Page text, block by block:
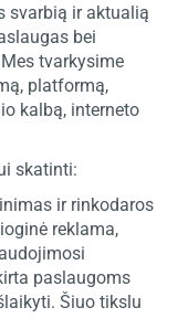
ir aktualią
bei
tvarkysime
platformą,
kalbą, interneto
skatinti:
ir rinkodaros
reklama,
paslaugoms
Šiuo tikslu